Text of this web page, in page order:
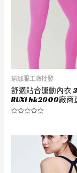
瑜珈服工廠批發
舒適貼合運動內衣
RUXI hk2000廠商